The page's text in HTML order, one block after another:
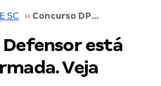
SC ›› Concurso DPE SC Defensor está com comissão formada. Veja
Defensor está
Veja